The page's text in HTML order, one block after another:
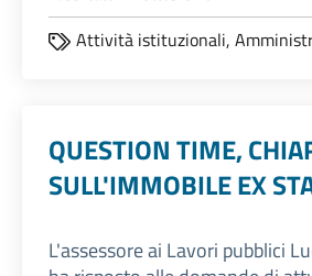
Attività istituzionali,
QUESTION TIME,
SULL'IMMOBILE EX
L'assessore ai Lavori pubblici